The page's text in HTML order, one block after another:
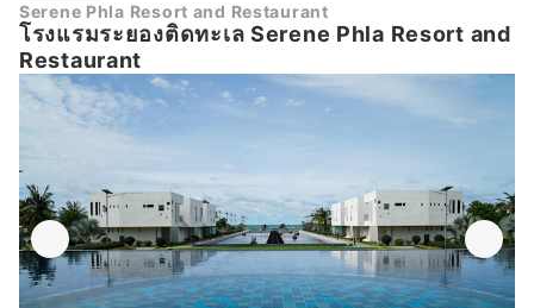
Serene Phla Resort and Restaurant
โรงแรมระยองติดทะเล Serene Phla Resort and
Restaurant